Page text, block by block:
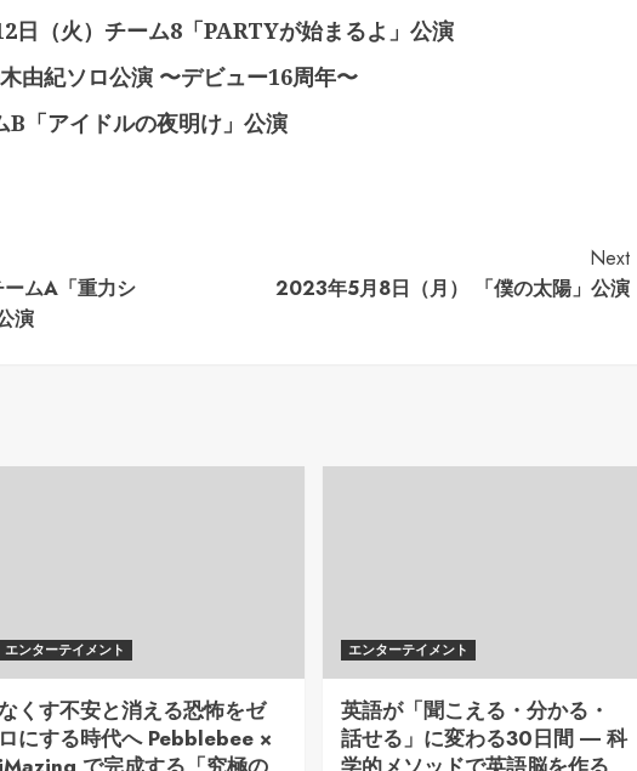
日（火）チーム8「PARTYが始まるよ」公演
由紀ソロ公演 〜デビュー16周年〜
「アイドルの夜明け」公演
ムA「重力シ
演
Next
2023年5月8日（月） 「僕の太陽」公演
エンターテイメント
くす不安と消える恐怖をゼ
ロにする時代へ Pebblebee ×
エンターテイメント
英語が「聞こえる・分かる・
話せる」に変わる30日間 ― 科